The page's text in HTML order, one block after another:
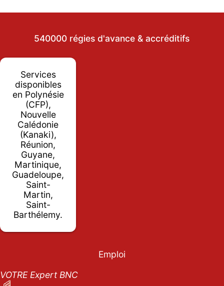
540000 régies d'avance & accréditifs
Services
disponibles
en Polynésie
(CFP),
Nouvelle
Calédonie
(Kanaki),
Réunion,
Guyane,
Martinique,
Guadeloupe,
Saint-
Martin,
Saint-
Barthélemy.
Emploi
VOTRE Expert BNC